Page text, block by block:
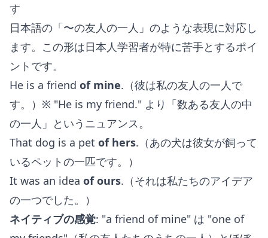
す
日本語の「〜の友人の一人」のような表現に対応し
ます。この形は日本人学習者が特に苦手とするポイ
ントです。
He is a friend of mine.（彼は私の友人の一人で
す。）※ "He is my friend." より「数ある友人の中
の一人」というニュアンス。
That dog is a pet of hers.（あの犬は彼女が飼って
いるペットの一匹です。）
It was an idea of ours.（それは私たちのアイデア
の一つでした。）
ネイティブの感覚: "a friend of mine" は "one of